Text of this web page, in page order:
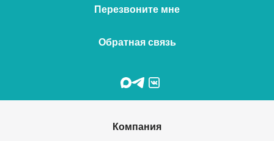
Перезвоните мне
Обратная связь
Компания